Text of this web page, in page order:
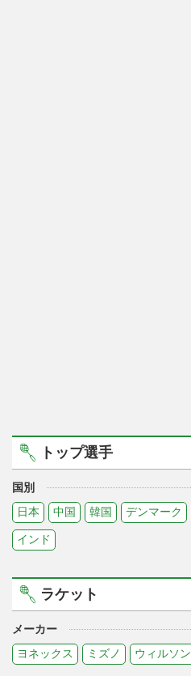
トップ選手
国別
日本
中国 韓国 デンマーク
インド
ラケット
メーカー
ヨネックス
ミズノ ウィルソン